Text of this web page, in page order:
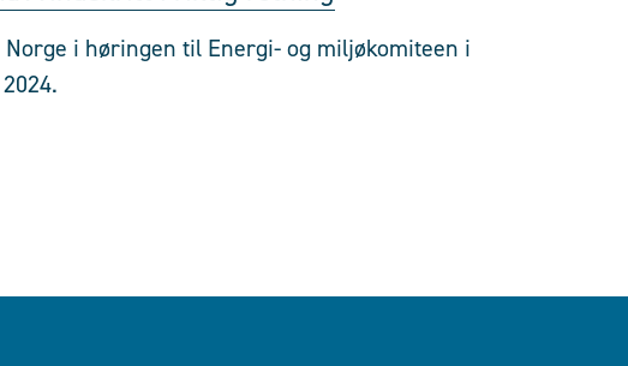
i høringen til Energi- og miljøkomiteen i